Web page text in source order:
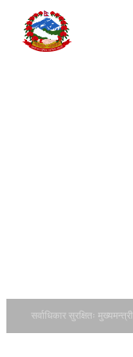
सर्वाधिकार सुरक्षितः